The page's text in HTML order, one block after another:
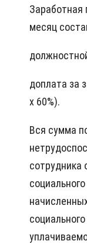
Заработная
месяц
доплата за
x 60%).
Вся сумма
сотрудника